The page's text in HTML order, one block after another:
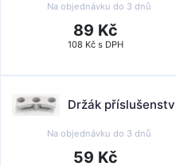
Na objednávku do 3 dnů
89 Kč
108 Kč s DPH
Držák
Na objednávku do 3 dnů
59 Kč